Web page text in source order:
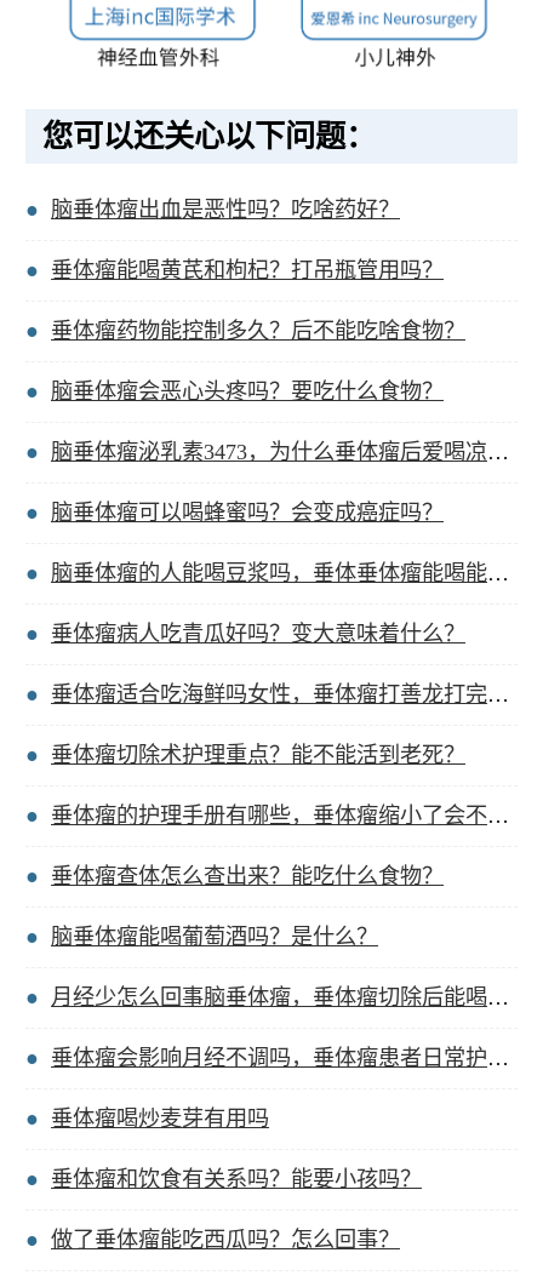
您可以还关心以下问题：
脑垂体瘤出血是恶性吗？吃啥药好？
垂体瘤能喝黄芪和枸杞？打吊瓶管用吗？
垂体瘤药物能控制多久？后不能吃啥食物？
脑垂体瘤会恶心头疼吗？要吃什么食物？
脑垂体瘤泌乳素3473，为什么垂体瘤后爱喝凉的？
脑垂体瘤可以喝蜂蜜吗？会变成癌症吗？
脑垂体瘤的人能喝豆浆吗，垂体垂体瘤能喝能喝茶吗？
垂体瘤病人吃青瓜好吗？变大意味着什么？
垂体瘤适合吃海鲜吗女性，垂体瘤打善龙打完拉肚子？
垂体瘤切除术护理重点？能不能活到老死？
垂体瘤的护理手册有哪些，垂体瘤缩小了会不会头痛？
垂体瘤查体怎么查出来？能吃什么食物？
脑垂体瘤能喝葡萄酒吗？是什么？
月经少怎么回事脑垂体瘤，垂体瘤切除后能喝豆浆吗？
垂体瘤会影响月经不调吗，垂体瘤患者日常护理措施？
垂体瘤喝炒麦芽有用吗
垂体瘤和饮食有关系吗？能要小孩吗？
做了垂体瘤能吃西瓜吗？怎么回事？